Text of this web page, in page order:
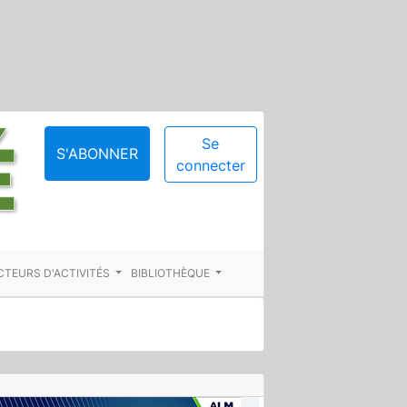
S'ABONNER
Se
connecter
D'ACTIVITÉS BIBLIOTHÈQUE